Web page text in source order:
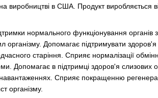
виробництві в США. Продукт виробляється
нормального функціонування органів
Допомагає підтримувати здоров'я
старіння. Сприяє нормалізації
Допомагає в підтримці здоров'я слизових
Сприяє покращенню
організму.